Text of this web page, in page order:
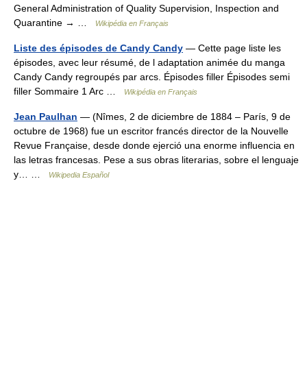
General Administration of Quality Supervision, Inspection and
Quarantine → …
Wikipédia en Français
Liste des épisodes de Candy Candy — Cette page liste les
épisodes, avec leur résumé, de l adaptation animée du manga
Candy Candy regroupés par arcs. Épisodes filler Épisodes semi
filler Sommaire 1 Arc …
Wikipédia en Français
Jean Paulhan — (Nîmes, 2 de diciembre de 1884 – París, 9 de
octubre de 1968) fue un escritor francés director de la Nouvelle
Revue Française, desde donde ejerció una enorme influencia en
las letras francesas. Pese a sus obras literarias, sobre el lenguaje
y… …
Wikipedia Español